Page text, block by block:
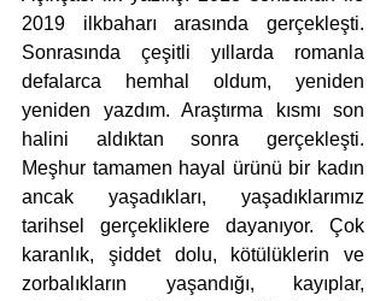
2019 ilkbaharı arasında gerçekleşti.
Sonrasında çeşitli yıllarda romanla
defalarca hemhal oldum, yeniden
yeniden yazdım. Araştırma kısmı son
halini aldıktan sonra gerçekleşti.
Meşhur tamamen hayal ürünü bir kadın
ancak yaşadıkları, yaşadıklarımız
tarihsel gerçekliklere dayanıyor. Çok
karanlık, şiddet dolu, kötülüklerin ve
zorbalıkların yaşandığı, kayıplar,